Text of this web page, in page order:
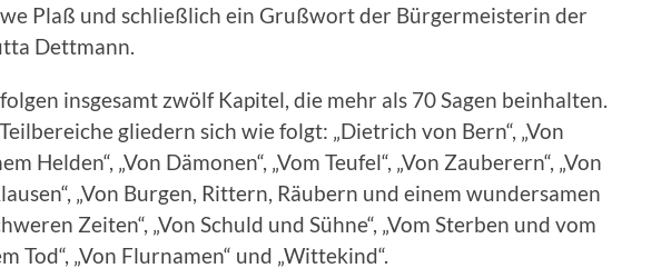
Plaß und schließlich ein Grußwort der Bürgermeisterin der
Dettmann.
insgesamt zwölf Kapitel, die mehr als 70 Sagen beinhalten.
gliedern sich wie folgt: „Dietrich von Bern“, „Von
Helden“, „Von Dämonen“, „Vom Teufel“, „Von Zauberern“, „Von
„Von Burgen, Rittern, Räubern und einem wundersamen
Zeiten“, „Von Schuld und Sühne“, „Vom Sterben und vom
Tod“, „Von Flurnamen“ und „Wittekind“.